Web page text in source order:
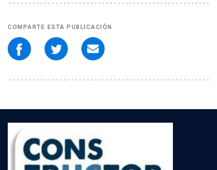
COMPARTE ESTA PUBLICACIÓN